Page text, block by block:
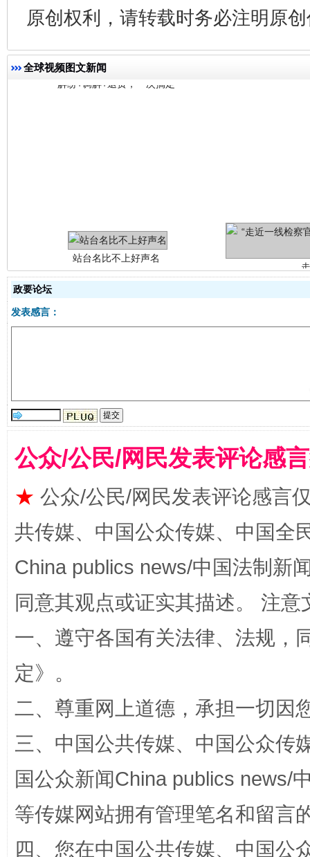
原创权利，请转载时务必注明原
全球视频图文新闻
招工难、用工荒背后
网上购药对药下症？
政要论坛
发表感言：
公众/公民/网民发表评论感
★ 公众/公民/网民发表评论感言
共传媒、中国公众传媒、中国全
China publics news/中国法制新
同意其观点或证实其描述。 注
一、遵守各国有关法律、法规，
定》。
二、尊重网上道德，承担一切因
三、中国公共传媒、中国公众传
国公众新闻China publics news/
等传媒网站拥有管理笔名和留言
四、您在中国公共传媒、中国公